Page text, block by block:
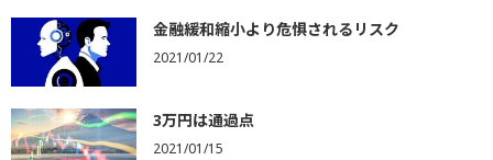
金融緩和縮小より危惧されるリスク
2021/01/22
3万円は通過点
2021/01/15